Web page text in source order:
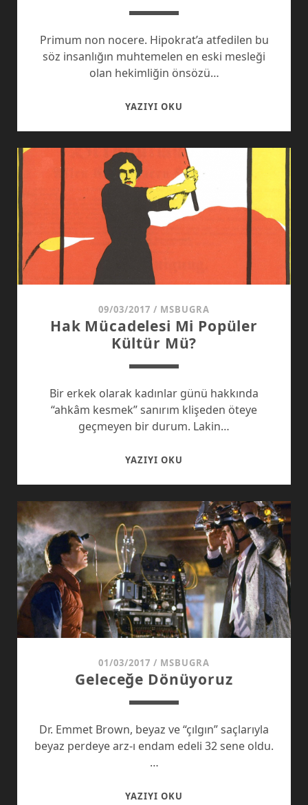
Primum non nocere. Hipokrat’a atfedilen bu
söz insanlığın muhtemelen en eski mesleği
olan hekimliğin önsözü…
YAZIYI OKU
09/03/2017 / MSBUGRA
Hak Mücadelesi Mi Popüler
Kültür Mü?
Bir erkek olarak kadınlar günü hakkında
“ahkâm kesmek” sanırım klişeden öteye
geçmeyen bir durum. Lakin…
YAZIYI OKU
POPÜLER
KÜLTÜR
MÜ?
01/03/2017 / MSBUGRA
Geleceğe Dönüyoruz
Dr. Emmet Brown, beyaz ve “çılgın” saçlarıyla
beyaz perdeye arz-ı endam edeli 32 sene oldu.
…
YAZIYI OKU